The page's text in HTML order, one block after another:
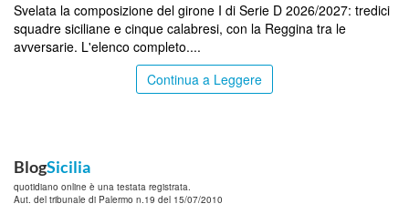
Svelata la composizione del girone I di Serie D 2026/2027: tredici
squadre siciliane e cinque calabresi, con la Reggina tra le
avversarie. L'elenco completo....
Continua a Leggere
BlogSicilia
quotidiano online è una testata registrata.
Aut. del tribunale di Palermo n.19 del 15/07/2010